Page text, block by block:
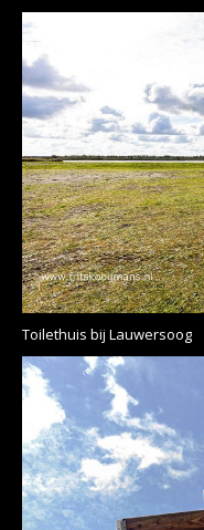
Toilethuis bij Lauwersoog